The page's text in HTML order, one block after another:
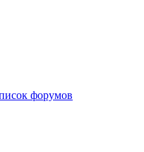
форумов